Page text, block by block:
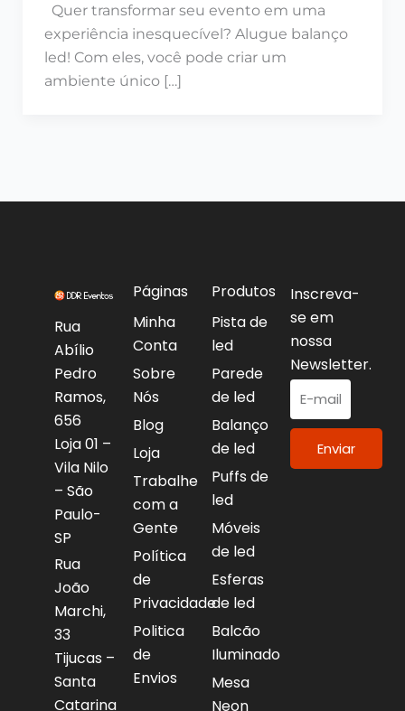
Quer transformar seu evento em uma
experiência inesquecível? Alugue balanço
led! Com eles, você pode criar um
ambiente único […]
Rua
Abílio
Pedro
Ramos,
656
Loja 01 –
Vila Nilo
– São
Paulo-
SP
Rua
João
Marchi,
33
Tijucas –
Santa
Catarina
Páginas
Minha
Conta
Sobre
Nós
Blog
Loja
Trabalhe
com a
Gente
Política
de
Privacidade
Politica
de
Envios
Produtos
Pista de
led
Parede
de led
Balanço
de led
Puffs de
led
Móveis
de led
Esferas
de led
Balcão
Iluminado
Mesa
Neon
Inscreva-
se em
nossa
Newsletter.
Enviar